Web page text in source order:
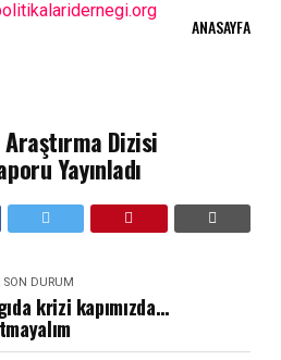
ANASAYFA
Araştırma Dizisi
Yayınladı
DURUM
krizi kapımızda…